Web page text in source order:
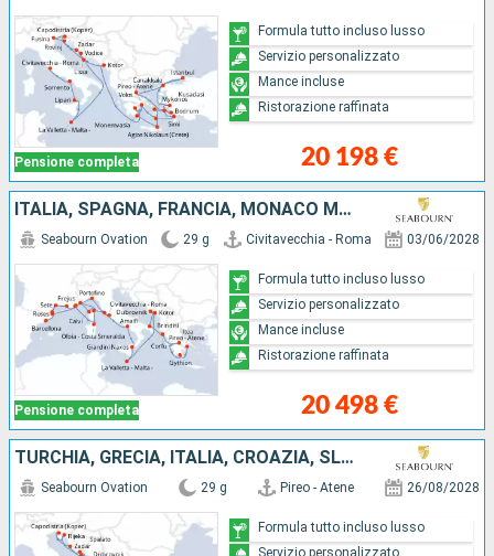
Pensione completa 20 198 €
Formula tutto incluso lusso
Servizio personalizzato
Mance incluse
Ristorazione raffinata
ITALIA, SPAGNA, FRANCIA, MONACO MONTE CARLO, MALTA, MONTENEGRO, CROAZIA, GRECIA
Pensione completa
Seabourn Ovation 29 g Civitavecchia - Roma 03/06/2028
20 498 €
Formula tutto incluso lusso
Servizio personalizzato
Mance incluse
Ristorazione raffinata
TURCHIA, GRECIA, ITALIA, CROAZIA, SLOVENIA, MONTENEGRO
Seabourn Ovation 29 g Pireo - Atene 26/08/2028
Formula tutto incluso lusso
Servizio personalizzato